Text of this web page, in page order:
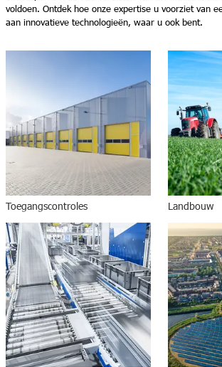
voldoen. Ontdek hoe onze expertise u voorziet van
aan innovatieve technologieën, waar u ook bent.
Toegangscontroles Landbouw